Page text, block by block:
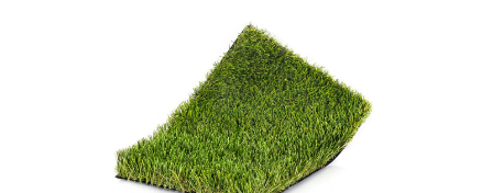
FIRE PROOF CHILD SAFE BACTERIA FREE